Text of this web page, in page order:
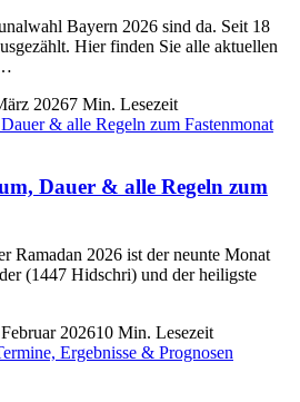
Bayern 2026 sind da. Seit 18
Hier finden Sie alle aktuellen
20267 Min. Lesezeit
Dauer & alle Regeln zum
Ramadan 2026 ist der neunte Monat
(1447 Hidschri) und der heiligste
202610 Min. Lesezeit